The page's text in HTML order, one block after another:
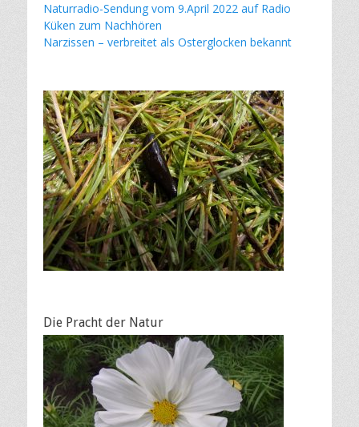
Naturradio-Sendung vom 9.April 2022 auf Radio
Küken zum Nachhören
Narzissen – verbreitet als Osterglocken bekannt
Die Pracht der Natur